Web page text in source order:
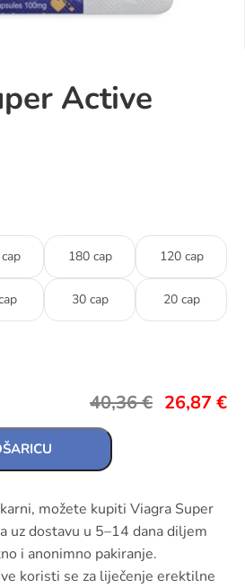
Active
180 cap 120 cap
30 cap 20 cap
40,36€ 26,87 €
možete kupiti Viagra Super
uz dostavu u 5–14 dana diljem
i anonimno pakiranje.
koristi se za liječenje erektilne